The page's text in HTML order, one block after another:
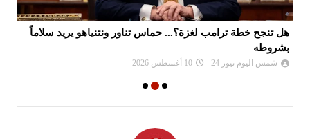
هل تنجح خطة ترامب لغزة؟... حماس تناور ونتنياهو يريد سلاماً
بشروطه
شمس اليوم نيوز 24 10 أغسطس 2026